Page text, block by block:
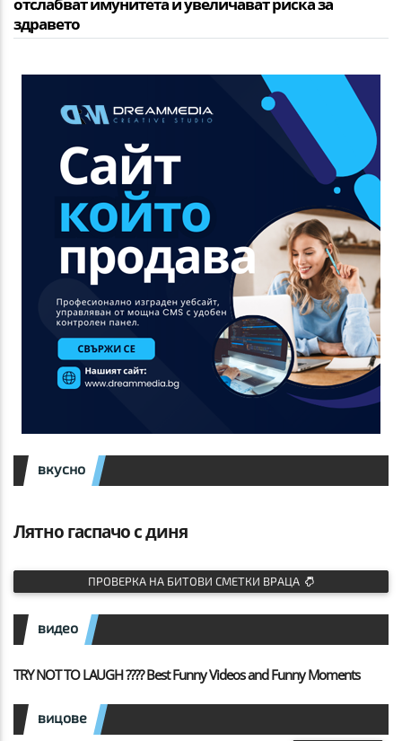
отслабват имунитета и увеличават риска за
здравето
вкусно
Лятно гаспачо с диня
ПРОВЕРКА НА БИТОВИ СМЕТКИ ВРАЦА
видео
TRY NOT TO LAUGH ???? Best Funny Videos and Funny Moments
вицове